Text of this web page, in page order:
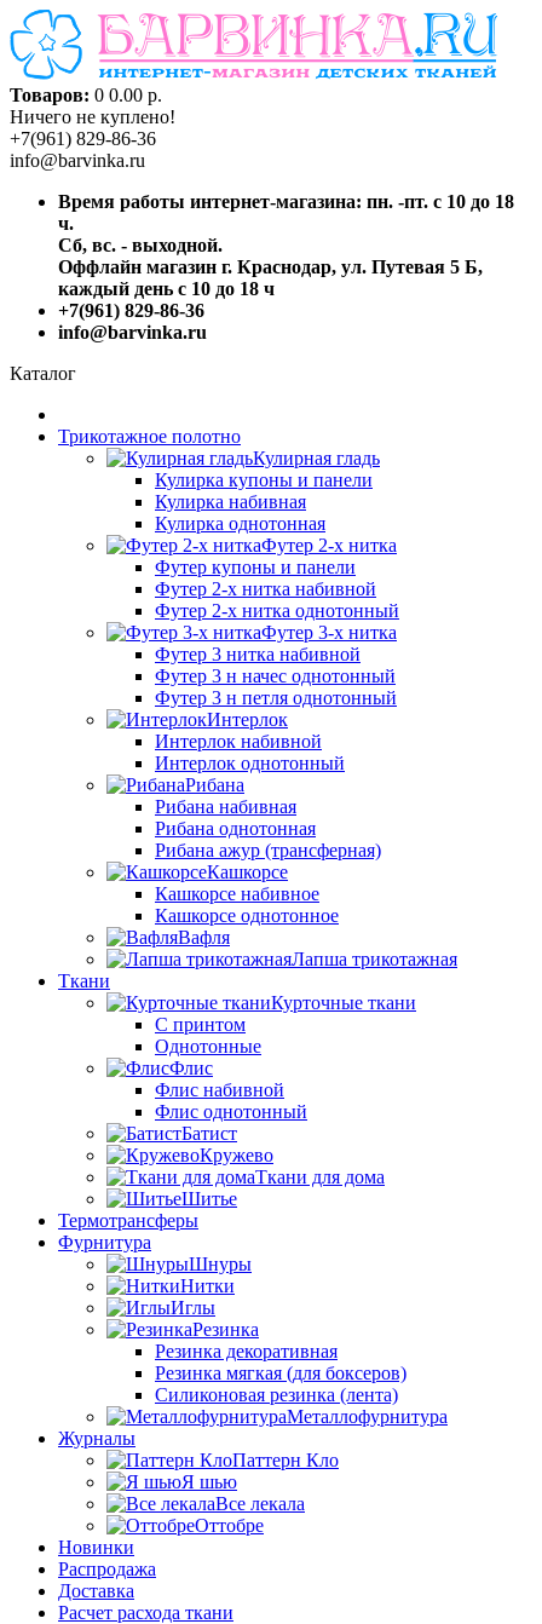
Товаров: 0 0.00 р.
Ничего не куплено!
+7(961) 829-86-36
info@barvinka.ru
Время работы интернет-магазина: пн. -пт. с 10 до 18
ч.
Сб, вс. - выходной.
Оффлайн магазин г. Краснодар, ул. Путевая 5 Б,
каждый день с 10 до 18 ч
+7(961) 829-86-36
info@barvinka.ru
Каталог
Трикотажное полотно
Кулирная гладь
Кулирка купоны и панели
Кулирка набивная
Кулирка однотонная
Футер 2-х нитка
Футер купоны и панели
Футер 2-х нитка набивной
Футер 2-х нитка однотонный
Футер 3-х нитка
Футер 3 нитка набивной
Футер 3 н начес однотонный
Футер 3 н петля однотонный
Интерлок
Интерлок набивной
Интерлок однотонный
Рибана
Рибана набивная
Рибана однотонная
Рибана ажур (трансферная)
Кашкорсе
Кашкорсе набивное
Кашкорсе однотонное
Вафля
Лапша трикотажная
Ткани
Курточные ткани
С принтом
Однотонные
Флис
Флис набивной
Флис однотонный
Батист
Кружево
Ткани для дома
Шитье
Термотрансферы
Фурнитура
Шнуры
Нитки
Иглы
Резинка
Резинка декоративная
Резинка мягкая (для боксеров)
Силиконовая резинка (лента)
Металлофурнитура
Журналы
Паттерн Кло
Я шью
Все лекала
Оттобре
Новинки
Распродажа
Доставка
Расчет расхода ткани